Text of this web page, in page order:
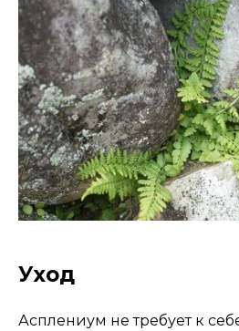
Уход
Асплениум не требует к